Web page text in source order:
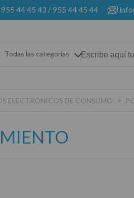
955 44 45 43 /955 44 45 44
Todas las categorias
ELECTRÓNICOS DE CONSUMO > PC